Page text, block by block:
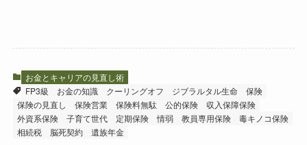
お金とキャリアの見直し術
FP3級
お金の知識 クーリングオフ ジブラルタル生命
保険
保険の見直し
保険営業 保険料無駄 公的保険
収入保障保険
外資系保険
子育て世代 定期保険 情弱 教員専用保険
毒キノコ保険
相続税
脳死契約 遺族年金